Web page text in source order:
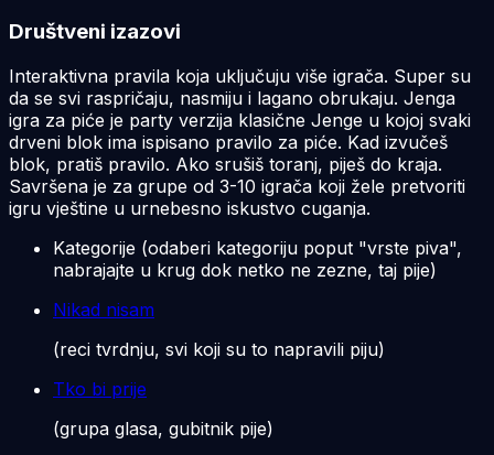
Društveni izazovi
Interaktivna pravila koja uključuju više igrača. Super su
da se svi raspričaju, nasmiju i lagano obrukaju. Jenga
igra za piće je party verzija klasične Jenge u kojoj svaki
drveni blok ima ispisano pravilo za piće. Kad izvučeš
blok, pratiš pravilo. Ako srušiš toranj, piješ do kraja.
Savršena je za grupe od 3-10 igrača koji žele pretvoriti
igru vještine u urnebesno iskustvo cuganja.
Kategorije (odaberi kategoriju poput "vrste piva",
nabrajajte u krug dok netko ne zezne, taj pije)
Nikad nisam
(reci tvrdnju, svi koji su to napravili piju)
Tko bi prije
(grupa glasa, gubitnik pije)